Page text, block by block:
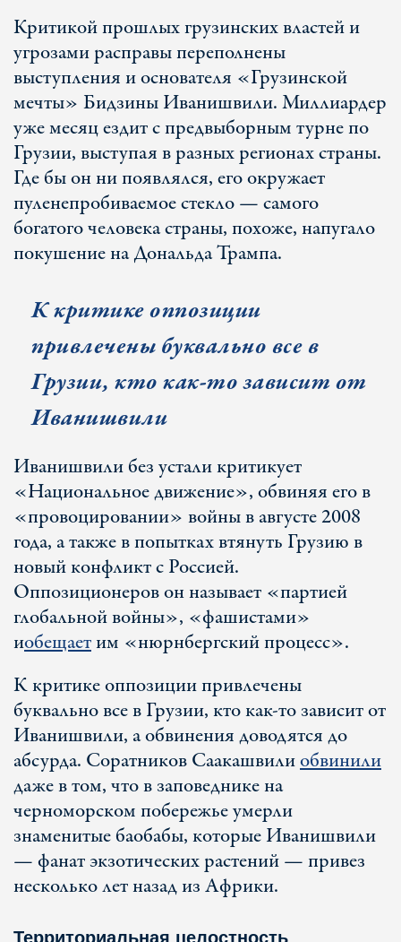
Критикой прошлых грузинских властей и
угрозами расправы переполнены
выступления и основателя «Грузинской
мечты» Бидзины Иванишвили. Миллиардер
уже месяц ездит с предвыборным турне по
Грузии, выступая в разных регионах страны.
Где бы он ни появлялся, его окружает
пуленепробиваемое стекло — самого
богатого человека страны, похоже, напугало
покушение на Дональда Трампа.
К критике оппозиции
привлечены буквально все в
Грузии, кто как-то зависит от
Иванишвили
Иванишвили без устали критикует
«Национальное движение», обвиняя его в
«провоцировании» войны в августе 2008
года, а также в попытках втянуть Грузию в
новый конфликт с Россией.
Оппозиционеров он называет «партией
глобальной войны», «фашистами»
иобещаетим «нюрнбергский процесс».
К критике оппозиции привлечены
буквально все в Грузии, кто как-то зависит от
Иванишвили, а обвинения доводятся до
абсурда. Соратников Саакашвилиобвинили
даже в том, что в заповеднике на
черноморском побережье умерли
знаменитые баобабы, которые Иванишвили
— фанат экзотических растений — привез
несколько лет назад из Африки.
Территориальная целостность